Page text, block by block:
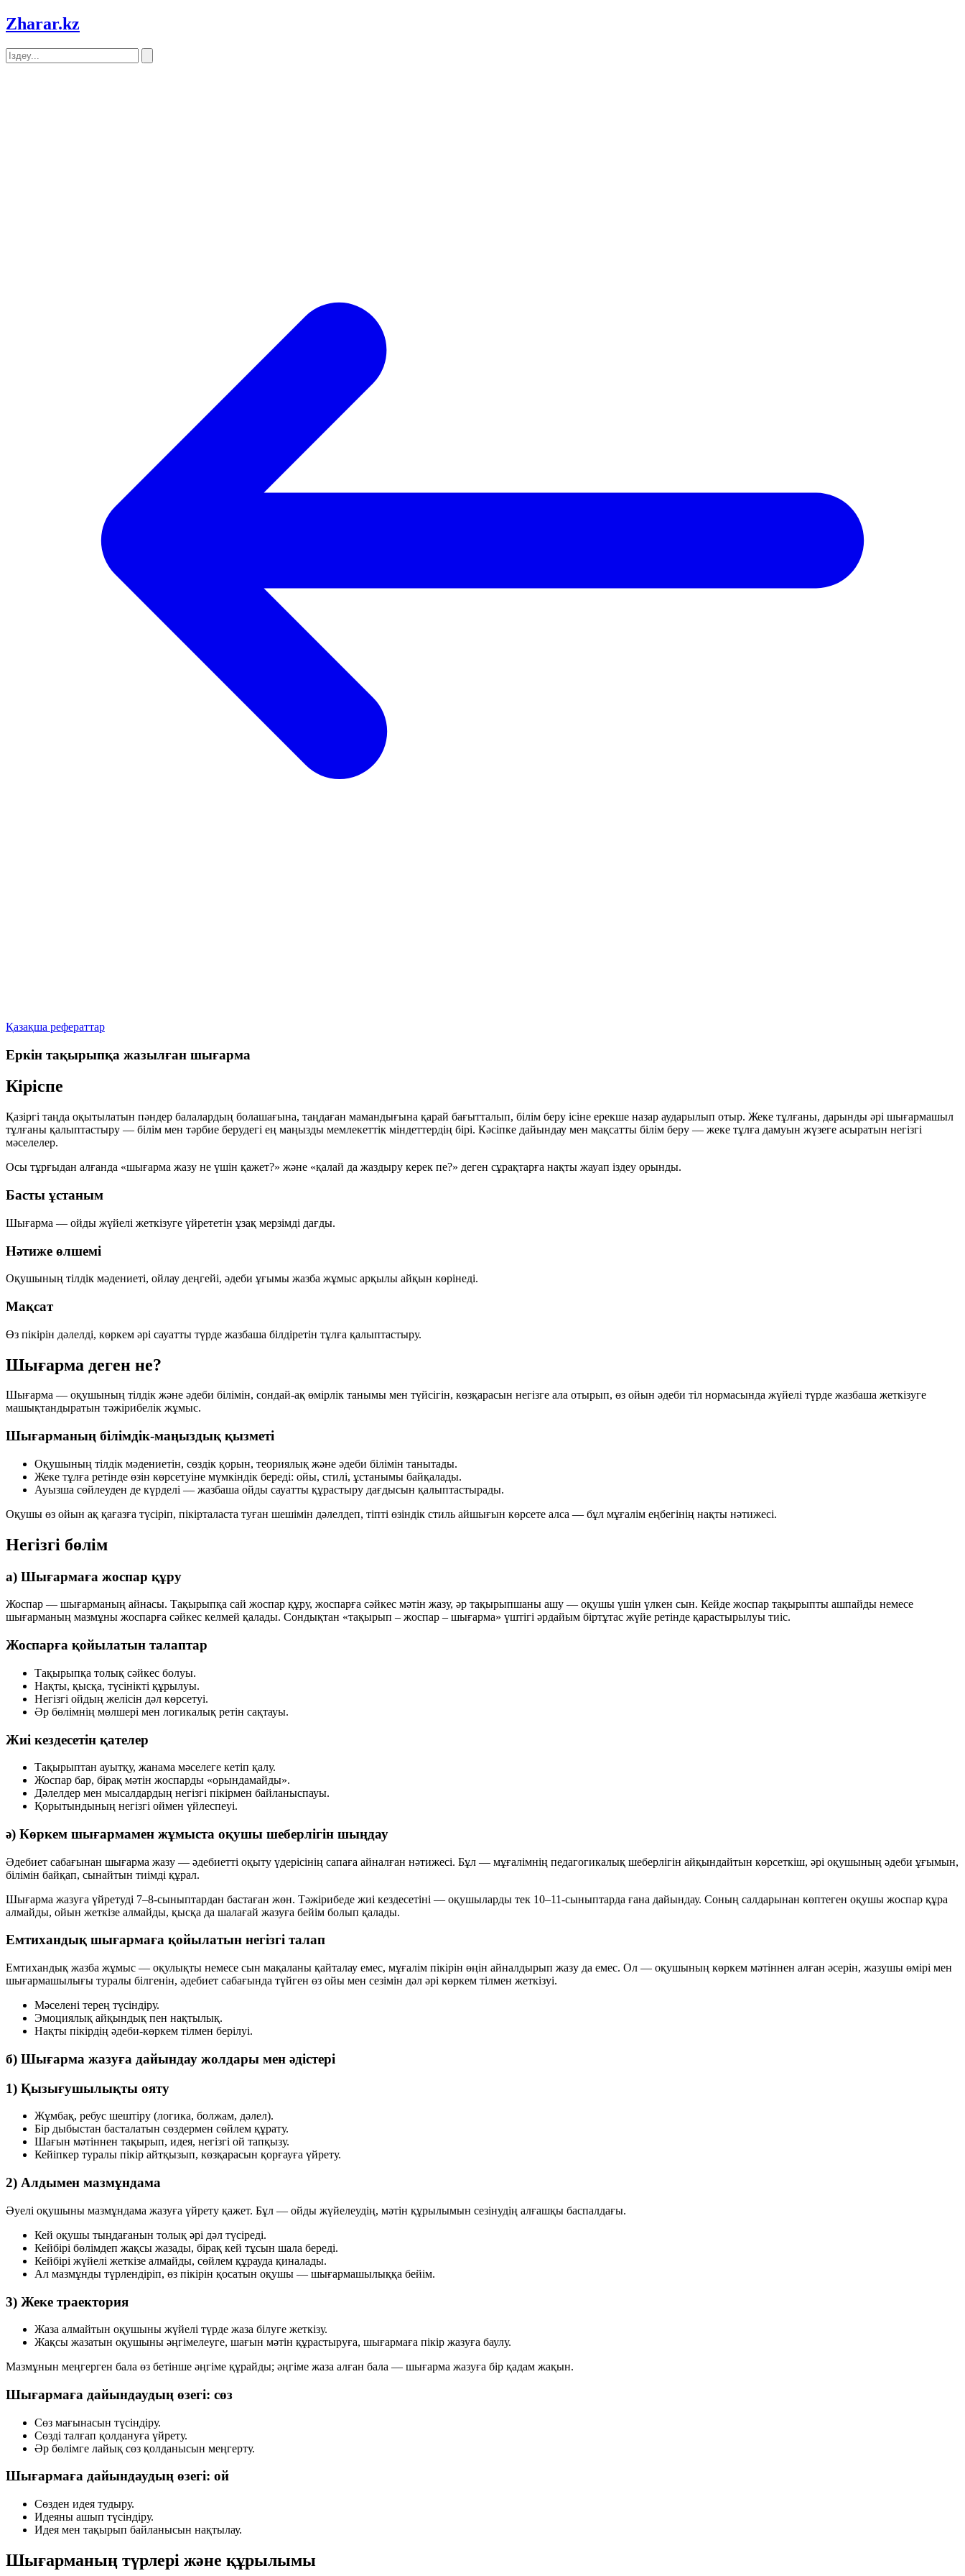
Zharar.kz
Қазақша рефераттар
Еркін тақырыпқа жазылған шығарма
Кіріспе
Қазіргі таңда оқытылатын пәндер балалардың болашағына, таңдаған мамандығына қарай бағытталып, білім беру ісіне ерекше назар аударылып отыр. Жеке тұлғаны, дарынды әрі шығармашыл
тұлғаны қалыптастыру — білім мен тәрбие берудегі ең маңызды мемлекеттік міндеттердің бірі. Кәсіпке дайындау мен мақсатты білім беру — жеке тұлға дамуын жүзеге асыратын негізгі
мәселелер.
Осы тұрғыдан алғанда «шығарма жазу не үшін қажет?» және «қалай да жаздыру керек пе?» деген сұрақтарға нақты жауап іздеу орынды.
Басты ұстаным
Шығарма — ойды жүйелі жеткізуге үйрететін ұзақ мерзімді дағды.
Нәтиже өлшемі
Оқушының тілдік мәдениеті, ойлау деңгейі, әдеби ұғымы жазба жұмыс арқылы айқын көрінеді.
Мақсат
Өз пікірін дәлелді, көркем әрі сауатты түрде жазбаша білдіретін тұлға қалыптастыру.
Шығарма деген не?
Шығарма — оқушының тілдік және әдеби білімін, сондай-ақ өмірлік танымы мен түйсігін, көзқарасын негізге ала отырып, өз ойын әдеби тіл нормасында жүйелі түрде жазбаша жеткізуге
машықтандыратын тәжірибелік жұмыс.
Шығарманың білімдік-маңыздық қызметі
Оқушының тілдік мәдениетін, сөздік қорын, теориялық және әдеби білімін танытады.
Жеке тұлға ретінде өзін көрсетуіне мүмкіндік береді: ойы, стилі, ұстанымы байқалады.
Ауызша сөйлеуден де күрделі — жазбаша ойды сауатты құрастыру дағдысын қалыптастырады.
Оқушы өз ойын ақ қағазға түсіріп, пікірталаста туған шешімін дәлелдеп, тіпті өзіндік стиль айшығын көрсете алса — бұл мұғалім еңбегінің нақты нәтижесі.
Негізгі бөлім
а) Шығармаға жоспар құру
Жоспар — шығарманың айнасы. Тақырыпқа сай жоспар құру, жоспарға сәйкес мәтін жазу, әр тақырыпшаны ашу — оқушы үшін үлкен сын. Кейде жоспар тақырыпты ашпайды немесе
шығарманың мазмұны жоспарға сәйкес келмей қалады. Сондықтан «тақырып – жоспар – шығарма» үштігі әрдайым біртұтас жүйе ретінде қарастырылуы тиіс.
Жоспарға қойылатын талаптар
Тақырыпқа толық сәйкес болуы.
Нақты, қысқа, түсінікті құрылуы.
Негізгі ойдың желісін дәл көрсетуі.
Әр бөлімнің мөлшері мен логикалық ретін сақтауы.
Жиі кездесетін қателер
Тақырыптан ауытқу, жанама мәселеге кетіп қалу.
Жоспар бар, бірақ мәтін жоспарды «орындамайды».
Дәлелдер мен мысалдардың негізгі пікірмен байланыспауы.
Қорытындының негізгі оймен үйлеспеуі.
ә) Көркем шығармамен жұмыста оқушы шеберлігін шыңдау
Әдебиет сабағынан шығарма жазу — әдебиетті оқыту үдерісінің сапаға айналған нәтижесі. Бұл — мұғалімнің педагогикалық шеберлігін айқындайтын көрсеткіш, әрі оқушының әдеби ұғымын,
білімін байқап, сынайтын тиімді құрал.
Шығарма жазуға үйретуді 7–8-сыныптардан бастаған жөн. Тәжірибеде жиі кездесетіні — оқушыларды тек 10–11-сыныптарда ғана дайындау. Соның салдарынан көптеген оқушы жоспар құра
алмайды, ойын жеткізе алмайды, қысқа да шалағай жазуға бейім болып қалады.
Емтихандық шығармаға қойылатын негізгі талап
Емтихандық жазба жұмыс — оқулықты немесе сын мақаланы қайталау емес, мұғалім пікірін өңін айналдырып жазу да емес. Ол — оқушының көркем мәтіннен алған әсерін, жазушы өмірі мен
шығармашылығы туралы білгенін, әдебиет сабағында түйген өз ойы мен сезімін дәл әрі көркем тілмен жеткізуі.
Мәселені терең түсіндіру.
Эмоциялық айқындық пен нақтылық.
Нақты пікірдің әдеби-көркем тілмен берілуі.
б) Шығарма жазуға дайындау жолдары мен әдістері
1) Қызығушылықты ояту
Жұмбақ, ребус шештіру (логика, болжам, дәлел).
Бір дыбыстан басталатын сөздермен сөйлем құрату.
Шағын мәтіннен тақырып, идея, негізгі ой тапқызу.
Кейіпкер туралы пікір айтқызып, көзқарасын қорғауға үйрету.
2) Алдымен мазмұндама
Әуелі оқушыны мазмұндама жазуға үйрету қажет. Бұл — ойды жүйелеудің, мәтін құрылымын сезінудің алғашқы баспалдағы.
Кей оқушы тыңдағанын толық әрі дәл түсіреді.
Кейбірі бөлімдеп жақсы жазады, бірақ кей тұсын шала береді.
Кейбірі жүйелі жеткізе алмайды, сөйлем құрауда қиналады.
Ал мазмұнды түрлендіріп, өз пікірін қосатын оқушы — шығармашылыққа бейім.
3) Жеке траектория
Жаза алмайтын оқушыны жүйелі түрде жаза білуге жеткізу.
Жақсы жазатын оқушыны әңгімелеуге, шағын мәтін құрастыруға, шығармаға пікір жазуға баулу.
Мазмұнын меңгерген бала өз бетінше әңгіме құрайды; әңгіме жаза алған бала — шығарма жазуға бір қадам жақын.
Шығармаға дайындаудың өзегі: сөз
Сөз мағынасын түсіндіру.
Сөзді талғап қолдануға үйрету.
Әр бөлімге лайық сөз қолданысын меңгерту.
Шығармаға дайындаудың өзегі: ой
Сөзден идея тудыру.
Идеяны ашып түсіндіру.
Идея мен тақырып байланысын нақтылау.
Шығарманың түрлері және құрылымы